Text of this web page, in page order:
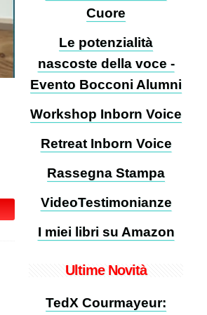
Cuore
Le potenzialità
nascoste della voce -
Evento Bocconi Alumni
Workshop Inborn Voice
Retreat Inborn Voice
Rassegna Stampa
VideoTestimonianze
I miei libri su Amazon
Ultime Novità
TedX Courmayeur: